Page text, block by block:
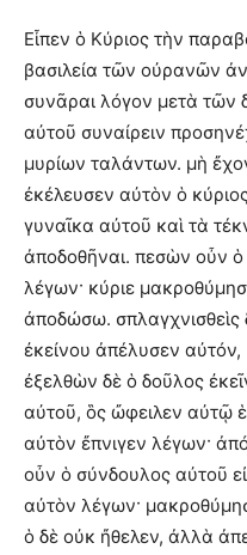
Εἶπεν ὁ Κύριος τὴν
βασιλεία τῶν οὐρανῶν
συνᾶραι λόγον μετὰ
αὐτοῦ συναίρειν
μυρίων ταλάντων. μὴ
ἐκέλευσεν αὐτὸν ὁ
γυναῖκα αὐτοῦ καὶ τὰ
ἀποδοθῆναι. πεσὼν οὖν
λέγων· κύριε
ἀποδώσω. σπλαγχνισθεὶς
ἐκείνου ἀπέλυσεν
ἐξελθὼν δὲ ὁ δοῦλος
αὐτοῦ, ὃς ὤφειλεν αὐτῷ
αὐτὸν ἔπνιγεν λέγων·
οὖν ὁ σύνδουλος αὐτοῦ
αὐτὸν λέγων·
ὁ δὲ οὐκ ἤθελεν, ἀλλὰ